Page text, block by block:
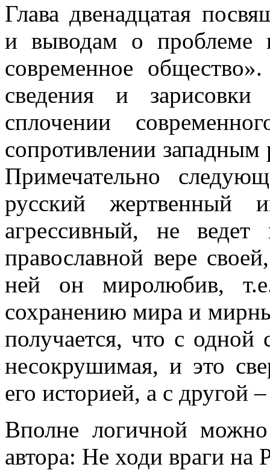
Глава двенадцатая
и выводам о проблеме
современное
сведения и
сплочении
сопротивлении
Примечательно
русский
агрессивный, не
православной вере
ней он миролюбив,
сохранению мира и
получается, что с одной
несокрушимая, и это
его историей, а с другой
Вполне логичной
автора: Не ходи враги на